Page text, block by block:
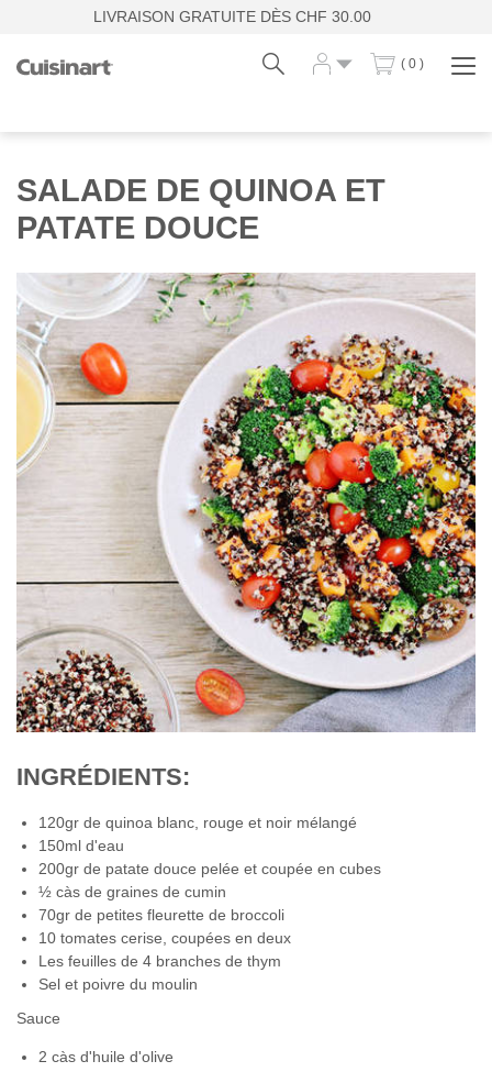
LIVRAISON GRATUITE DÈS CHF 30.00
( 0 )
SALADE DE QUINOA ET
PATATE DOUCE
INGRÉDIENTS:
120gr de quinoa blanc, rouge et noir mélangé
150ml d'eau
200gr de patate douce pelée et coupée en cubes
½ càs de graines de cumin
70gr de petites fleurette de broccoli
10 tomates cerise, coupées en deux
Les feuilles de 4 branches de thym
Sel et poivre du moulin
Sauce
2 càs d'huile d'olive